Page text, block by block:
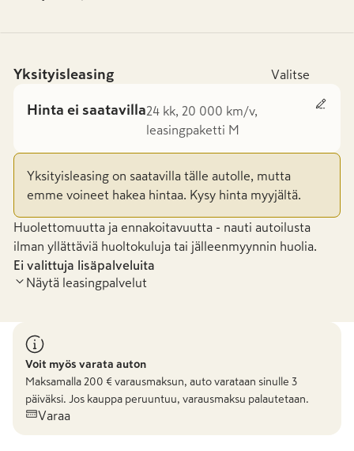
Yksityisleasing Valitse
Hinta ei saatavilla24 kk, 20 000 km/v,
leasingpaketti M
Yksityisleasing on saatavilla tälle autolle, mutta
emme voineet hakea hintaa. Kysy hinta myyjältä.
Huolettomuutta ja ennakoitavuutta - nauti autoilusta
ilman yllättäviä huoltokuluja tai jälleenmyynnin huolia.
Ei valittuja lisäpalveluita
Näytä leasingpalvelut
Voit myös varata auton
Maksamalla 200 € varausmaksun, auto varataan sinulle 3
päiväksi. Jos kauppa peruuntuu, varausmaksu palautetaan.
Varaa